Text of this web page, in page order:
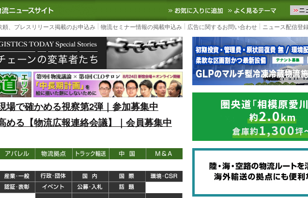
｜国内最大の物流ニュースサイト3PL, SCMなど国内外の最新の物流ニュースをお届けしま
お気に入りに追加 よく
頼、プレスリリース掲載のお申込み 物流セミナー情報の掲載申込み 広告に関するお問い合わせ ニュース配信登
場で確かめる視察第2弾｜参加募集中
める【物流広報連絡会議】｜会員募集中